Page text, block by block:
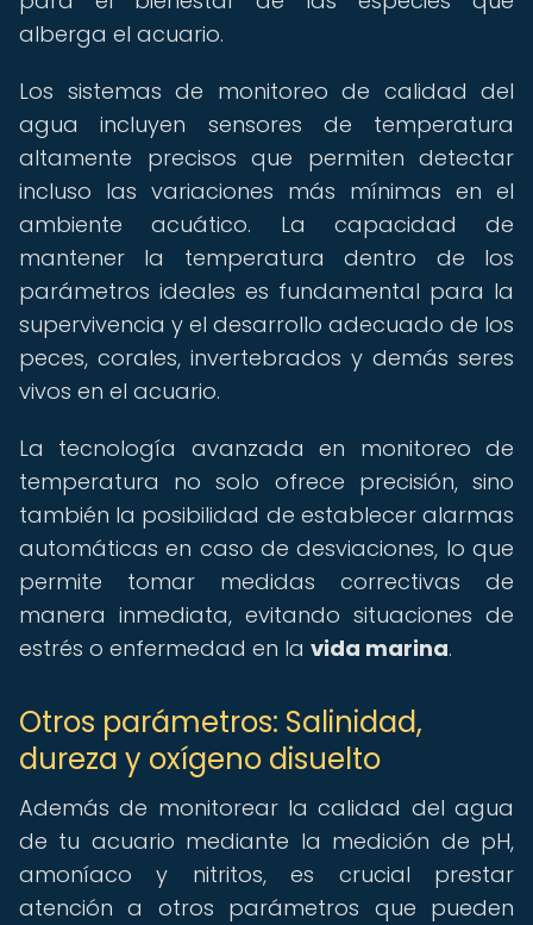
alberga el acuario.
Los sistemas de monitoreo de calidad del
agua incluyen sensores de temperatura
altamente precisos que permiten detectar
incluso las variaciones más mínimas en el
ambiente acuático. La capacidad de
mantener la temperatura dentro de los
parámetros ideales es fundamental para la
supervivencia y el desarrollo adecuado de los
peces, corales, invertebrados y demás seres
vivos en el acuario.
La tecnología avanzada en monitoreo de
temperatura no solo ofrece precisión, sino
también la posibilidad de establecer alarmas
automáticas en caso de desviaciones, lo que
permite tomar medidas correctivas de
manera inmediata, evitando situaciones de
estrés o enfermedad en la vida marina.
Otros parámetros: Salinidad,
dureza y oxígeno disuelto
Además de monitorear la calidad del agua
de tu acuario mediante la medición de pH,
amoníaco y nitritos, es crucial prestar
atención a otros parámetros que pueden